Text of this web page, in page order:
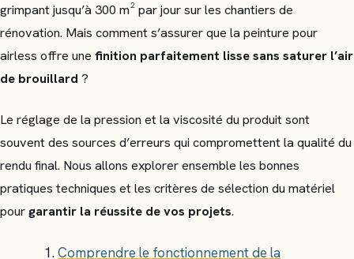
grimpant jusqu’à 300 m² par jour sur les chantiers de
rénovation. Mais comment s’assurer que la peinture pour
airless offre une finition parfaitement lisse sans saturer l’air
de brouillard ?
Le réglage de la pression et la viscosité du produit sont
souvent des sources d’erreurs qui compromettent la qualité du
rendu final. Nous allons explorer ensemble les bonnes
pratiques techniques et les critères de sélection du matériel
pourgarantir la réussite de vos projets.
Comprendre le fonctionnement de la